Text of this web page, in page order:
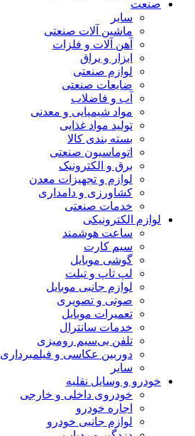
صنعت
سایر
ماشین آلات صنعتی
آهن آلات و فلزات
ابزار و یراق
لوازم صنعتی
ضایعات صنعتی
آب و فاضلاب
مواد شیمیایی و معدنی
تولید مواد غذایی
بسته بندی کالا
اتوماسیون صنعتی
برق و الکترونیک
لوازم و تجهیزات معدن
کشاورزی و دامداری
خدمات صنعتی
لوازم الکترونیکی
ساعت هوشمند
سیم کارت
گوشی موبایل
لپ تاپ و تبلت
لوازم جانبی موبایل
صوتی و تصویری
تعمیرات موبایل
خدمات سانترال
تلفن بی‌سیم رومیزی
دوربین عکاسی و فیلمبرداری
سایر
خودرو و وسایل نقلیه
خودروی داخلی و خارجی
اجاره خودرو
لوازم جانبی خودرو